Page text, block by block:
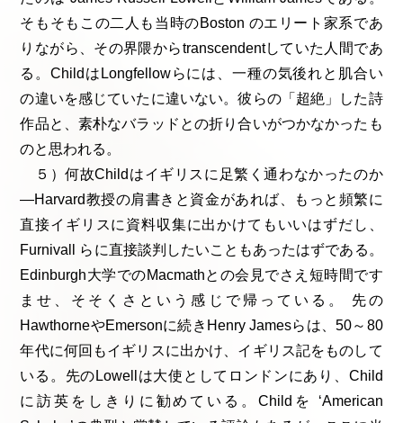
そもそもこの二人も当時のBoston のエリート家系であ
りながら、その界隈からtranscendentしていた人間であ
る。ChildはLongfellowらには、一種の気後れと肌合い
の違いを感じていたに違いない。彼らの「超絶」した詩
作品と、素朴なバラッドとの折り合いがつかなかったも
のと思われる。
５）何故Childはイギリスに足繁く通わなかったのか
―Harvard教授の肩書きと資金があれば、もっと頻繁に
直接イギリスに資料収集に出かけてもいいはずだし、
Furnivall らに直接談判したいこともあったはずである。
Edinburgh大学でのMacmathとの会見でさえ短時間です
ませ、そそくさという感じで帰っている。 先の
HawthorneやEmersonに続きHenry Jamesらは、50～80
年代に何回もイギリスに出かけ、イギリス記をものして
いる。先のLowellは大使としてロンドンにあり、Child
に訪英をしきりに勧めている。Childを ‘American